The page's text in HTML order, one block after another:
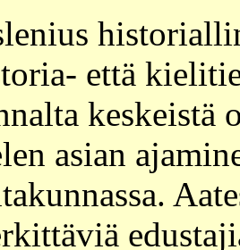
että
keskeistä
asian